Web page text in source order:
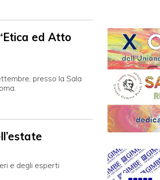
ed Atto
presso la Sala
e degli esperti